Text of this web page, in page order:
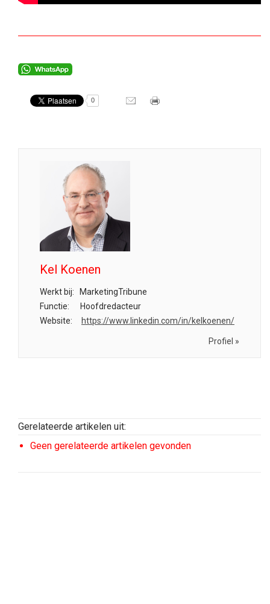
0
Kel Koenen
Werkt bij:
MarketingTribune
Functie:
Hoofdredacteur
Website:
https://www.linkedin.com/in/kelkoenen/
Profiel »
Gerelateerde artikelen uit:
Geen gerelateerde artikelen gevonden